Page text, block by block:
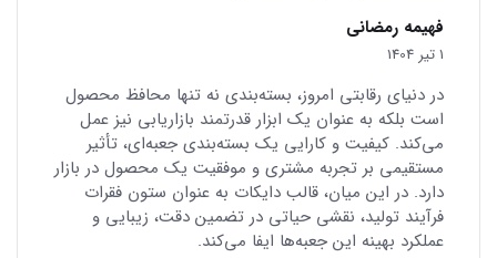
فهیمه رمضانی
1 تیر 1404
در دنیای رقابتی امروز، بسته‌بندی نه تنها محافظ محصول
است بلکه به عنوان یک ابزار قدرتمند بازاریابی نیز عمل
می‌کند. کیفیت و کارایی یک بسته‌بندی جعبه‌ای، تأثیر
مستقیمی بر تجربه مشتری و موفقیت یک محصول در بازار
دارد. در این میان، قالب دایکات به عنوان ستون فقرات
فرآیند تولید، نقشی حیاتی در تضمین دقت، زیبایی و
عملکرد بهینه این جعبه‌ها ایفا می‌کند.